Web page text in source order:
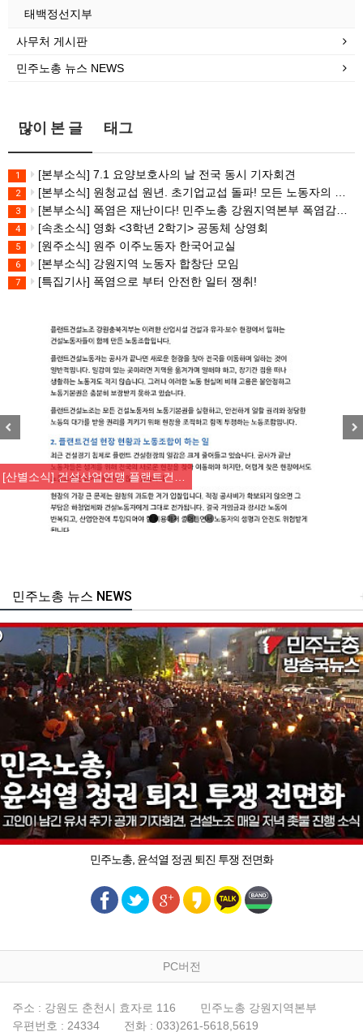
태백정선지부
사무처 게시판
민주노총 뉴스 NEWS
많이 본 글 태그
1 [본부소식] 7.1 요양보호사의 날 전국 동시 기자회견
2 [본부소식] 원청교섭 원년. 초기업교섭 돌파! 모든 노동자의 노동기본권 쟁취! 민주노총 7.15 총파업대회
3 [본부소식] 폭염은 재난이다! 민주노총 강원지역본부 폭염감시단 선포 기자회견
4 [속초소식] 영화 <3학년 2학기> 공동체 상영회
5 [원주소식] 원주 이주노동자 한국어교실
6 [본부소식] 강원지역 노동자 합창단 모임
7 [특집기사] 폭염으로 부터 안전한 일터 쟁취!
[산별소식] 건설산업연맹 플랜트건…
주노총 뉴스 NEWS
민주노총, 윤석열 정권 퇴진 투쟁 전면화
PC버전
주소 : 강원도 춘천시 효자로 116
민주노총 강원지역본부
우편번호 : 24334
전화 : 033)261-5618,5619